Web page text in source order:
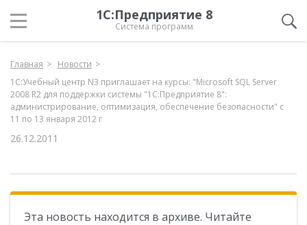
1С:Предприятие 8
Система программ
Главная
Новости
1С:Учебный центр N3 приглашает на курсы: "Microsoft SQL Server
2008 R2 для поддержки системы "1С:Предприятие 8":
администрирование, оптимизация, обеспечение безопасности" с
11 по 13 января 2012 г
26.12.2011
Эта новость находится в архиве. Читайте